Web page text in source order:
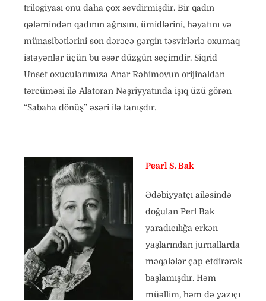
trilogiyası onu daha çox sevdirmişdir. Bir qadın
qələmindən qadının ağrısını, ümidlərini, həyatını və
münasibətlərini son dərəcə gərgin təsvirlərlə oxumaq
istəyənlər üçün bu əsər düzgün seçimdir. Siqrid
Unset oxucularımıza Anar Rəhimovun orijinaldan
tərcüməsi ilə Alatoran Nəşriyyatında işıq üzü görən
“Sabaha dönüş” əsəri ilə tanışdır.
Pearl S. Bak
Ədəbiyyatçı ailəsində
doğulan Perl Bak
yaradıcılığa erkən
yaşlarından jurnallarda
məqalələr çap etdirərək
başlamışdır. Həm
müəllim, həm də yazıçı